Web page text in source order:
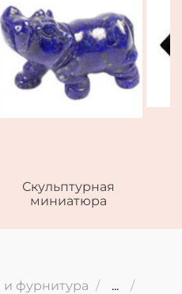
Скульптурная
миниатюра
фурнитура
...